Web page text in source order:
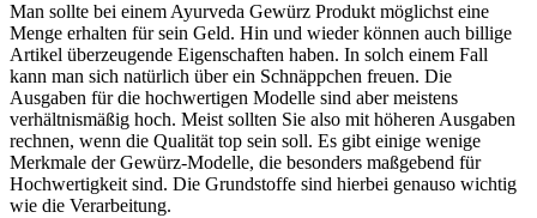
Man sollte bei einem Ayurveda Gewürz Produkt möglichst eine
Menge erhalten für sein Geld. Hin und wieder können auch billige
Artikel überzeugende Eigenschaften haben. In solch einem Fall
kann man sich natürlich über ein Schnäppchen freuen. Die
Ausgaben für die hochwertigen Modelle sind aber meistens
verhältnismäßig hoch. Meist sollten Sie also mit höheren Ausgaben
rechnen, wenn die Qualität top sein soll. Es gibt einige wenige
Merkmale der Gewürz-Modelle, die besonders maßgebend für
Hochwertigkeit sind. Die Grundstoffe sind hierbei genauso wichtig
wie die Verarbeitung.